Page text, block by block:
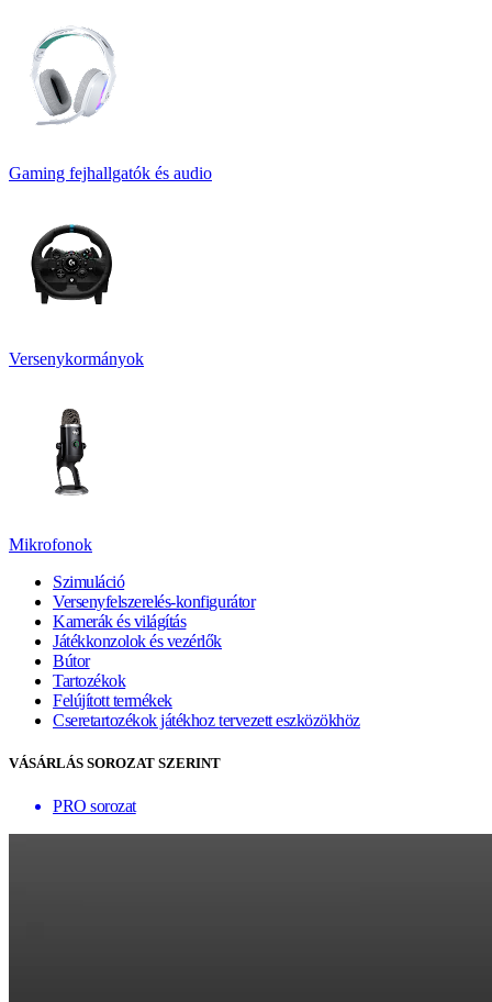
Gaming fejhallgatók és audio
Versenykormányok
Mikrofonok
Szimuláció
Versenyfelszerelés-konfigurátor
Kamerák és világítás
Játékkonzolok és vezérlők
Bútor
Tartozékok
Felújított termékek
Cseretartozékok játékhoz tervezett eszközökhöz
VÁSÁRLÁS SOROZAT SZERINT
PRO sorozat